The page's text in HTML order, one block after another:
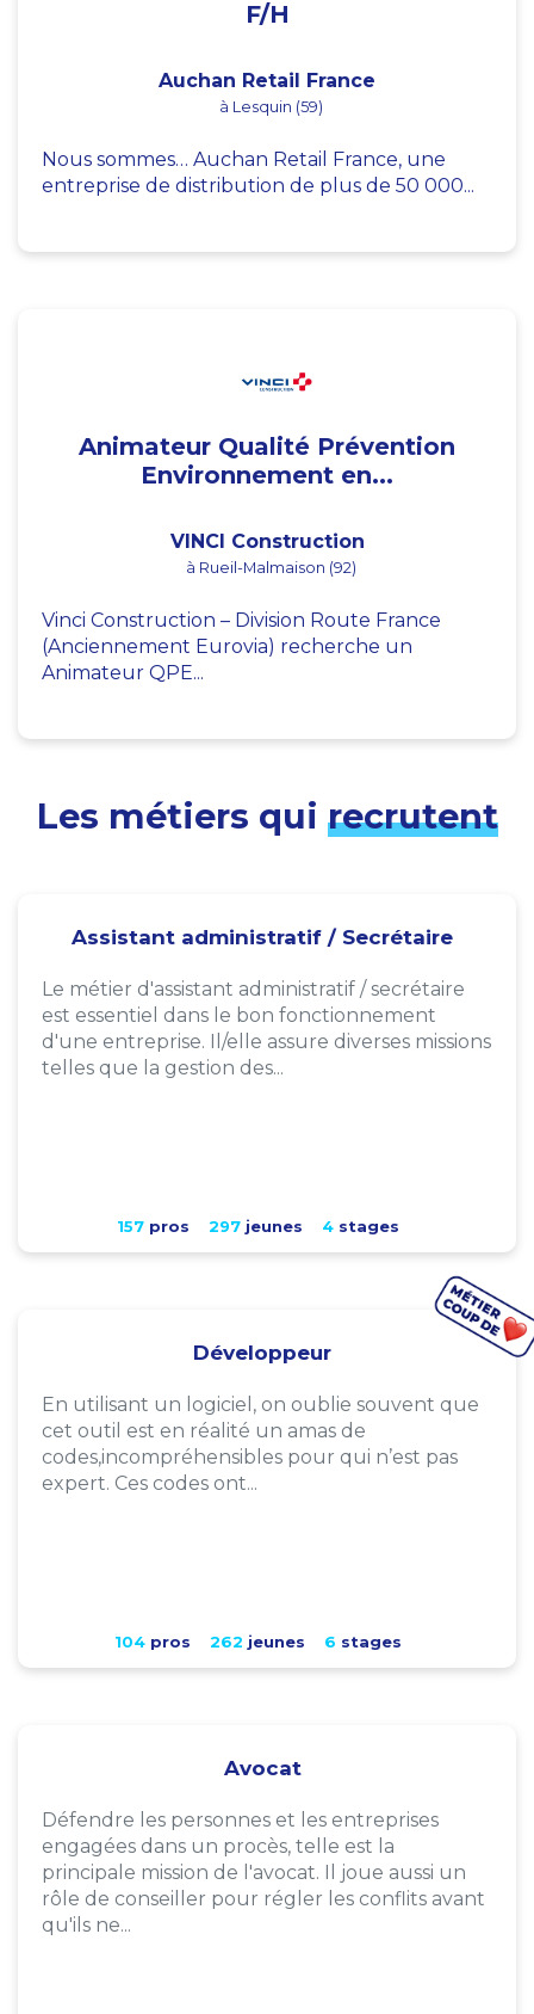
F/H
Auchan Retail France
à Lesquin (59)
Nous sommes… Auchan Retail France, une
entreprise de distribution de plus de 50 000...
Animateur Qualité Prévention
Environnement en...
VINCI Construction
à Rueil-Malmaison (92)
Vinci Construction – Division Route France
(Anciennement Eurovia) recherche un
Animateur QPE...
Les métiers qui recrutent
Assistant administratif / Secrétaire
Le métier d'assistant administratif / secrétaire
est essentiel dans le bon fonctionnement
d'une entreprise. Il/elle assure diverses missions
telles que la gestion des...
157pros 297jeunes 4stages
Développeur
En utilisant un logiciel, on oublie souvent que
cet outil est en réalité un amas de
codes,incompréhensibles pour qui n’est pas
expert. Ces codes ont...
104pros 262 jeunes 6 stages
Avocat
Défendre les personnes et les entreprises
engagées dans un procès, telle est la
principale mission de l'avocat. Il joue aussi un
rôle de conseiller pour régler les conflits avant
qu'ils ne...